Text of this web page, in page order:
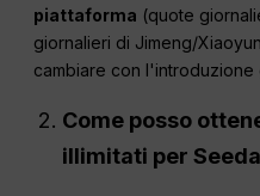
piattaforma (quote
giornalieri di Jimeng/
cambiare con l'introduzione
Come posso
illimitati per